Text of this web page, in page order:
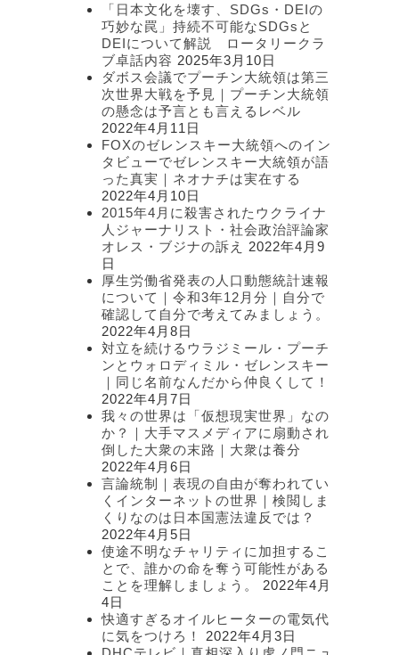
「日本文化を壊す、SDGs・DEIの
巧妙な罠」持続不可能なSDGsと
DEIについて解説 ロータリークラ
ブ卓話内容 2025年3月10日
ダボス会議でプーチン大統領は第三
次世界大戦を予見｜プーチン大統領
の懸念は予言とも言えるレベル
2022年4月11日
FOXのゼレンスキー大統領へのイン
タビューでゼレンスキー大統領が語
った真実｜ネオナチは実在する
2022年4月10日
2015年4月に殺害されたウクライナ
人ジャーナリスト・社会政治評論家
オレス・ブジナの訴え
2022年4月9
日
厚生労働省発表の人口動態統計速報
について｜令和3年12月分｜自分で
確認して自分で考えてみましょう。
2022年4月8日
対立を続けるウラジミール・プーチ
ンとウォロディミル・ゼレンスキー
｜同じ名前なんだから仲良くして！
2022年4月7日
我々の世界は「仮想現実世界」なの
か？｜大手マスメディアに扇動され
倒した大衆の末路｜大衆は養分
2022年4月6日
言論統制｜表現の自由が奪われてい
くインターネットの世界｜検閲しま
くりなのは日本国憲法違反では？
2022年4月5日
使途不明なチャリティに加担するこ
とで、誰かの命を奪う可能性がある
ことを理解しましょう。
2022年4月
4日
快適すぎるオイルヒーターの電気代
に気をつけろ！
2022年4月3日